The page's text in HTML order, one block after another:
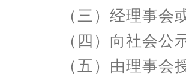
（三）经理事会
（四）向社会公
（五）由理事会